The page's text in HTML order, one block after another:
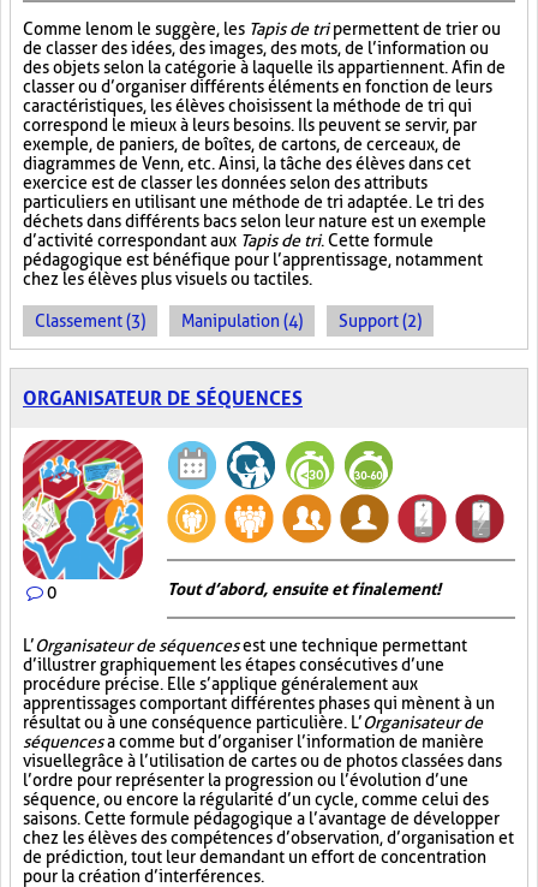
Comme le nom le suggère, les Tapis de tripermettent de trier ou
de classer des idées, des images, des mots, de l’information ou
des objets selon la catégorie à laquelle ils appartiennent. Afin de
classer ou d’organiser différents éléments en fonction de leurs
caractéristiques, les élèves choisissent la méthode de tri qui
correspond le mieux à leurs besoins. Ils peuvent se servir, par
exemple, de paniers, de boîtes, de cartons, de cerceaux, de
diagrammes de Venn, etc. Ainsi, la tâche des élèves dans cet
exercice est de classer les données selon des attributs
particuliers en utilisant une méthode de tri adaptée. Le tri des
déchets dans différents bacs selon leur nature est un exemple
d’activité correspondant aux Tapis de tri. Cette formule
pédagogique est bénéfique pour l’apprentissage, notamment
chez les élèves plus visuels ou tactiles.
Classement (3) Manipulation (4) Support (2)
ORGANISATEUR DE SÉQUENCES
0 Tout d’abord, ensuite et finalement!
L’Organisateur de séquencesest une technique permettant
d’illustrer graphiquement les étapes consécutives d’une
procédure précise. Elle s’applique généralement aux
apprentissages comportant différentes phases qui mènent à un
résultat ou à une conséquence particulière. L’Organisateur de
séquencesa comme but d’organiser l’information de manière
visuellegrâce à l’utilisation de cartes ou de photos classées dans
l’ordre pour représenter la progression ou l’évolution d’une
séquence, ou encore la régularité d’un cycle, comme celui des
saisons. Cette formule pédagogique a l’avantage de développer
chez les élèves des compétences d’observation, d’organisation et
de prédiction, tout leur demandant un effort de concentration
pour la création d’interférences.